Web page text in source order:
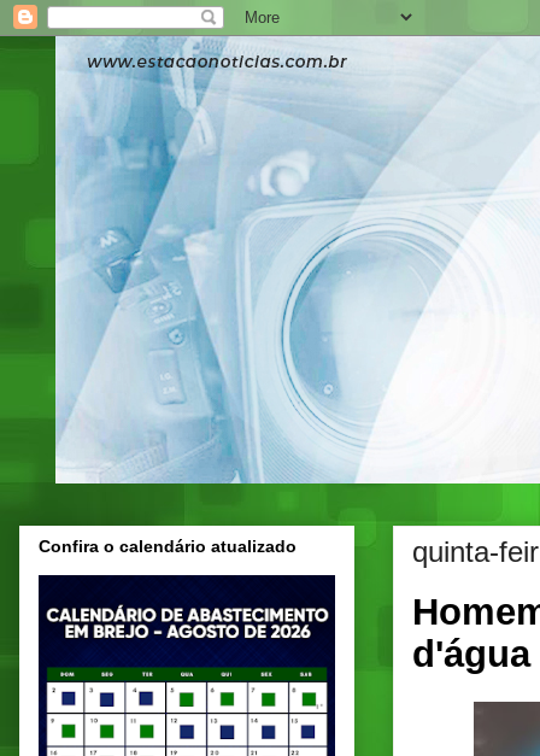
quinta-
Confira o calendário atualizado